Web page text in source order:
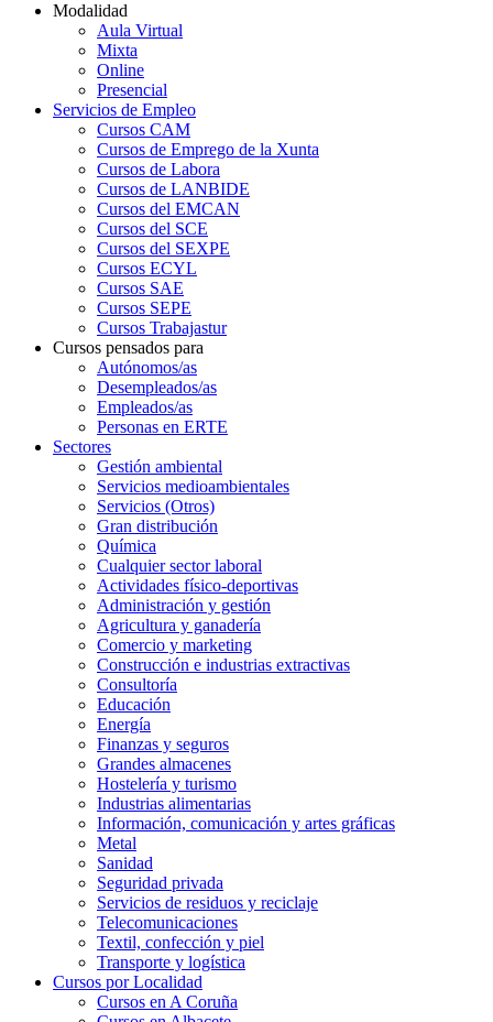
Modalidad
Aula Virtual
Mixta
Online
Presencial
Servicios de Empleo
Cursos CAM
Cursos de Emprego de la Xunta
Cursos de Labora
Cursos de LANBIDE
Cursos del EMCAN
Cursos del SCE
Cursos del SEXPE
Cursos ECYL
Cursos SAE
Cursos SEPE
Cursos Trabajastur
Cursos pensados para
Autónomos/as
Desempleados/as
Empleados/as
Personas en ERTE
Sectores
Gestión ambiental
Servicios medioambientales
Servicios (Otros)
Gran distribución
Química
Cualquier sector laboral
Actividades físico-deportivas
Administración y gestión
Agricultura y ganadería
Comercio y marketing
Construcción e industrias extractivas
Consultoría
Educación
Energía
Finanzas y seguros
Grandes almacenes
Hostelería y turismo
Industrias alimentarias
Información, comunicación y artes gráficas
Metal
Sanidad
Seguridad privada
Servicios de residuos y reciclaje
Telecomunicaciones
Textil, confección y piel
Transporte y logística
Cursos por Localidad
Cursos en A Coruña